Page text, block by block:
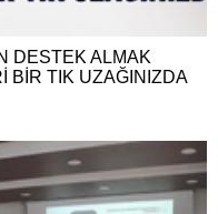
DESTEK ALMAK
BİR TIK UZAĞINIZDA